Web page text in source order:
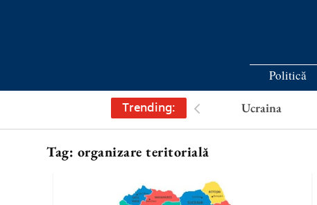
Politică
Trending: Ucraina
Tag: organizare teritorială